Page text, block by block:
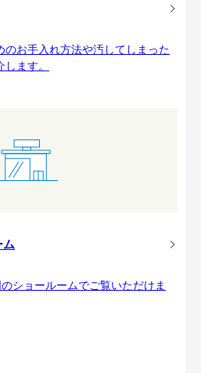
のお手入れ方法や汚してしまった
ます。
ム
ショールームでご覧いただけま